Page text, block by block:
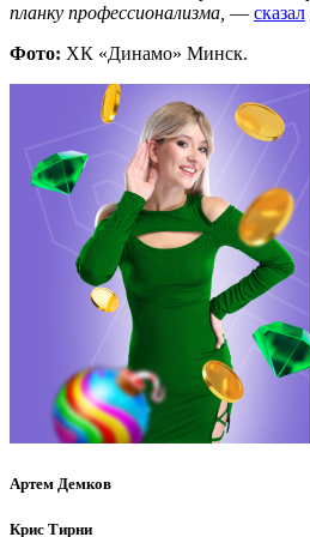
планку профессионализма, — сказал
Фото: ХК «Динамо» Минск.
Артем Демков
Крис Тирни